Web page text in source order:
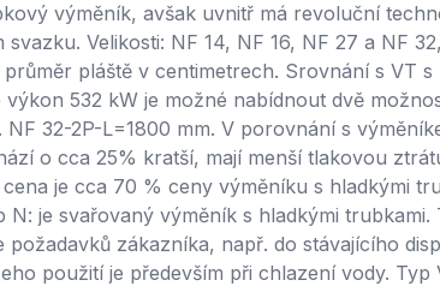
výměník, avšak uvnitř má revoluční
svazku. Velikosti: NF 14, NF 16, NF 27 a NF
pláště v centimetrech. Srovnání s VT s
532 kW je možné nabídnout dvě
NF 32-2P-L=1800 mm. V porovnání s
o cca 25% kratší, mají menší tlakovou
je cca 70 % ceny výměníku s hladkými
N: je svařovaný výměník s hladkými trubkami.
požadavků zákazníka, např. do stávajícího
použití je především při chlazení vody. Typ